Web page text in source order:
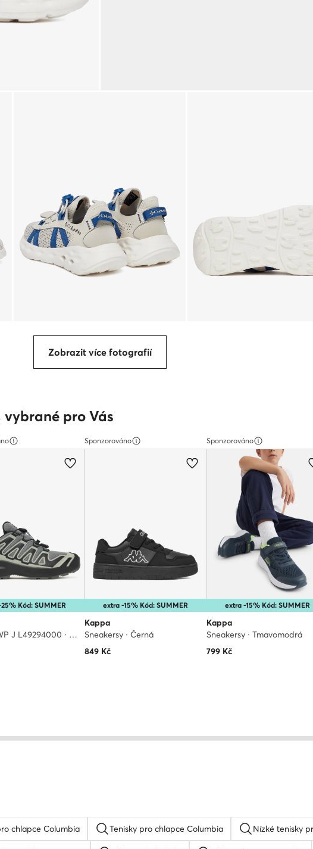
Zobrazit více fotografií
pro Vás
Kód: SUMMER
XA PRO WP J L49294000 · Běžecké boty
Sponzorováno
extra -15% Kód: SUMMER
Kappa
Sneakersy · Černá
849Kč
Sponzorováno
extra -15% Kód: SUMMER
Kappa
Sneakersy · Tmavomodrá
799Kč
chlapce Columbia Tenisky pro chlapce Columbia Nízké tenisky